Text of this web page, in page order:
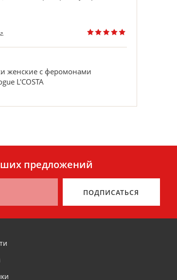
женские с феромонами
L'COSTA
предложений
ПОДПИСАТЬСЯ